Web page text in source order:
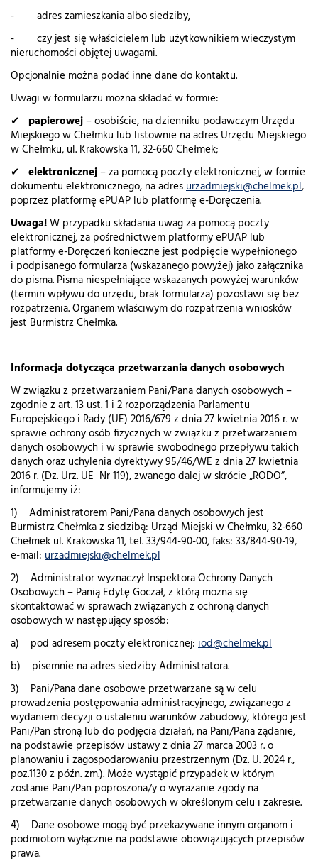
- adres zamieszkania albo siedziby,
- czy jest się właścicielem lub użytkownikiem wieczystym
nieruchomości objętej uwagami.
Opcjonalnie można podać inne dane do kontaktu.
Uwagi w formularzu można składać w formie:
✔ papierowej– osobiście, na dzienniku podawczym Urzędu
Miejskiego w Chełmku lub listownie na adres Urzędu Miejskiego
w Chełmku, ul. Krakowska 11, 32-660 Chełmek;
✔ elektronicznej– za pomocą poczty elektronicznej, w formie
dokumentu elektronicznego, na adresurzadmiejski@chelmek.pl,
poprzez platformę ePUAP lub platformę e-Doręczenia.
Uwaga!W przypadku składania uwag za pomocą poczty
elektronicznej, za pośrednictwem platformy ePUAP lub
platformy e-Doręczeń konieczne jest podpięcie wypełnionego
i podpisanego formularza (wskazanego powyżej) jako załącznika
do pisma. Pisma niespełniające wskazanych powyżej warunków
(termin wpływu do urzędu, brak formularza) pozostawi się bez
rozpatrzenia. Organem właściwym do rozpatrzenia wniosków
jest Burmistrz Chełmka.
Informacja dotycząca przetwarzania danych osobowych
W związku z przetwarzaniem Pani/Pana danych osobowych –
zgodnie z art. 13 ust. 1 i 2 rozporządzenia Parlamentu
Europejskiego i Rady (UE) 2016/679 z dnia 27 kwietnia 2016 r. w
sprawie ochrony osób fizycznych w związku z przetwarzaniem
danych osobowych i w sprawie swobodnego przepływu takich
danych oraz uchylenia dyrektywy 95/46/WE z dnia 27 kwietnia
2016 r. (Dz. Urz. UE Nr 119), zwanego dalej w skrócie „RODO”,
informujemy iż:
1) Administratorem Pani/Pana danych osobowych jest
Burmistrz Chełmka z siedzibą: Urząd Miejski w Chełmku, 32-660
Chełmek ul. Krakowska 11, tel. 33/944-90-00, faks: 33/844-90-19,
e-mail: urzadmiejski@chelmek.pl
2) Administrator wyznaczył Inspektora Ochrony Danych
Osobowych – Panią Edytę Goczał, z którą można się
skontaktować w sprawach związanych z ochroną danych
osobowych w następujący sposób:
a) pod adresem poczty elektronicznej: iod@chelmek.pl
b) pisemnie na adres siedziby Administratora.
3) Pani/Pana dane osobowe przetwarzane są w celu
prowadzenia postępowania administracyjnego, związanego z
wydaniem decyzji o ustaleniu warunków zabudowy, którego jest
Pani/Pan stroną lub do podjęcia działań, na Pani/Pana żądanie,
na podstawie przepisów ustawy z dnia 27 marca 2003 r. o
planowaniu i zagospodarowaniu przestrzennym (Dz. U. 2024 r.,
poz.1130 z późn. zm.). Może wystąpić przypadek w którym
zostanie Pani/Pan poproszona/y o wyrażanie zgody na
przetwarzanie danych osobowych w określonym celu i zakresie.
4) Dane osobowe mogą być przekazywane innym organom i
podmiotom wyłącznie na podstawie obowiązujących przepisów
prawa.